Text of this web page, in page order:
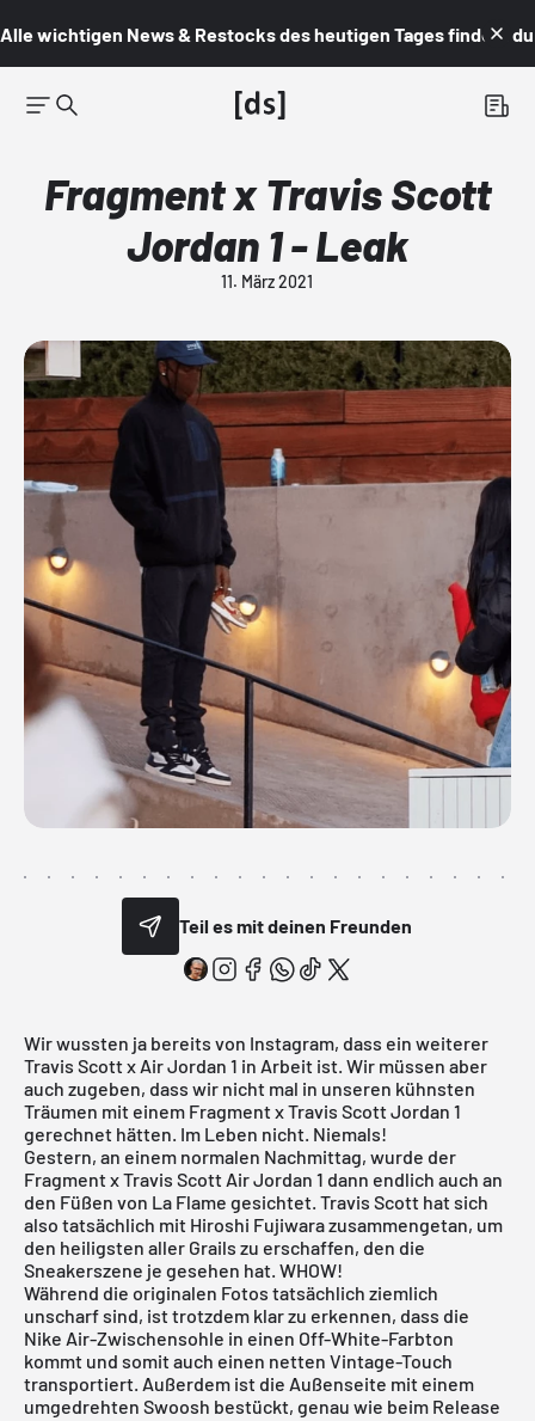
Alle wichtigen News & Restocks des heutigen Tages findest du
Fragment x Travis Scott
Jordan 1 - Leak
11. März 2021
Teil es mit deinen Freunden
Wir wussten ja bereits von Instagram, dass ein weiterer
Travis Scott x AirJordan 1 in Arbeit ist. Wir müssen aber
auch zugeben, dass wir nicht mal in unseren kühnsten
Träumen mit einem Fragment x Travis Scott Jordan 1
gerechnet hätten. Im Leben nicht. Niemals!
Gestern, an einem normalen Nachmittag, wurde der
Fragment x Travis Scott Air Jordan 1 dann endlich auch an
den Füßen von La Flame gesichtet. Travis Scott hat sich
also tatsächlich mit Hiroshi Fujiwara zusammengetan, um
den heiligsten aller Grails zu erschaffen, den die
Sneakerszene je gesehen hat. WHOW!
Während die originalen Fotos tatsächlich ziemlich
unscharf sind, ist trotzdem klar zu erkennen, dass die
Nike Air-Zwischensohle in einen Off-White-Farbton
kommt und somit auch einen netten Vintage-Touch
transportiert. Außerdem ist die Außenseite mit einem
umgedrehten Swoosh bestückt, genau wie beim Release